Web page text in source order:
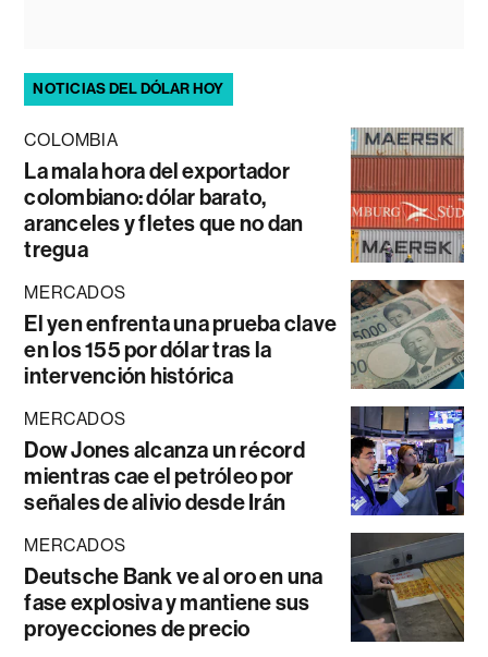
NOTICIAS DEL DÓLAR HOY
COLOMBIA
La mala hora del exportador
colombiano: dólar barato,
aranceles y fletes que no dan
tregua
MERCADOS
El yen enfrenta una prueba clave
en los 155 por dólar tras la
intervención histórica
MERCADOS
Dow Jones alcanza un récord
mientras cae el petróleo por
señales de alivio desde Irán
MERCADOS
Deutsche Bank ve al oro en una
fase explosiva y mantiene sus
proyecciones de precio